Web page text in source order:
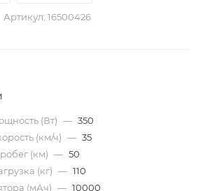
Артикул: 16500426
(Вт) — 350
(км/ч) — 35
(км) — 50
(кг) — 110
(мАч) — 10000